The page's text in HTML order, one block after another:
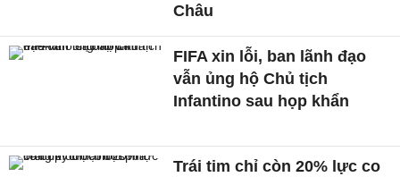
Châu
FIFA xin lỗi, ban lãnh đạo
vẫn ủng hộ Chủ tịch
Infantino sau họp khẩn
Trái tim chỉ còn 20% lực co